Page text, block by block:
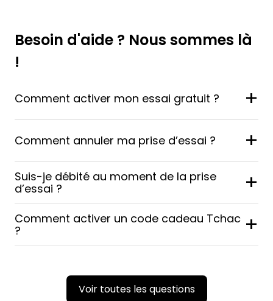
Besoin d'aide ? Nous sommes là
!
Comment activer mon essai gratuit ? +
Comment annuler ma prise d’essai ? +
Suis-je débité au moment de la prise
d’essai ?
+
Comment activer un code cadeau Tchac
?
+
Voir toutes les questions